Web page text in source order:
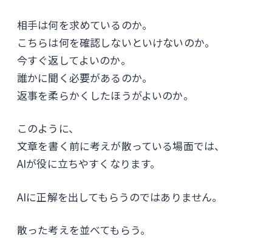
相手は何を求めているのか。
こちらは何を確認しないといけないのか。
今すぐ返してよいのか。
誰かに聞く必要があるのか。
返事を柔らかくしたほうがよいのか。
このように、
文章を書く前に考えが散っている場面では、
AIが役に立ちやすくなります。
AIに正解を出してもらうのではありません。
散った考えを並べてもらう。